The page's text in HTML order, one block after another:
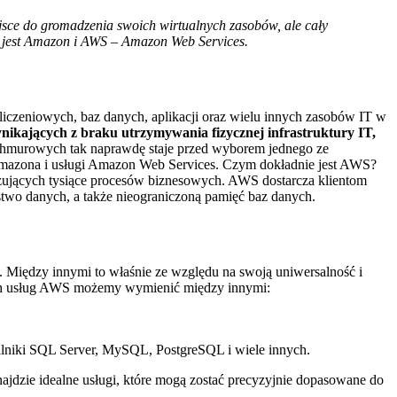
do gromadzenia swoich wirtualnych zasobów, ale cały
Amazon i AWS – Amazon Web Services.
baz danych, aplikacji oraz wielu innych zasobów IT w
z braku utrzymywania fizycznej infrastruktury IT,
tak naprawdę staje przed wyborem jednego ze
i usługi Amazon Web Services. Czym dokładnie jest AWS?
tysiące procesów biznesowych. AWS dostarcza klientom
danych, a także nieograniczoną pamięć baz danych.
innymi to właśnie ze względu na swoją uniwersalność i
AWS możemy wymienić między innymi:
SQL Server, MySQL, PostgreSQL i wiele innych.
idealne usługi, które mogą zostać precyzyjnie dopasowane do